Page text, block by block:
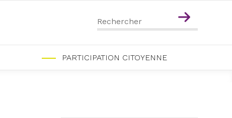
PARTICIPATION CITOYENNE